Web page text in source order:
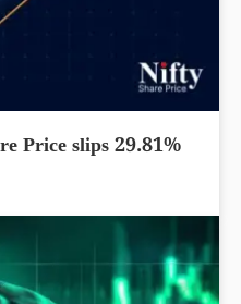
Price slips 29.81%